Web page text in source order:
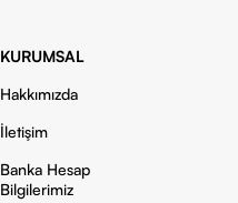
KURUMSAL
Hakkımızda
İletişim
Banka Hesap
Bilgilerimiz